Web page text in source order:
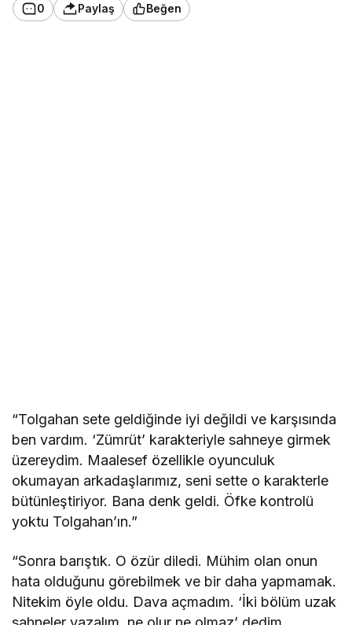
0 Paylaş Beğen
“Tolgahan sete geldiğinde iyi değildi ve karşısında
ben vardım. ‘Zümrüt’ karakteriyle sahneye girmek
üzereydim. Maalesef özellikle oyunculuk
okumayan arkadaşlarımız, seni sette o karakterle
bütünleştiriyor. Bana denk geldi. Öfke kontrolü
yoktu Tolgahan’ın.”
“Sonra barıştık. O özür diledi. Mühim olan onun
hata olduğunu görebilmek ve bir daha yapmamak.
Nitekim öyle oldu. Dava açmadım. ‘İki bölüm uzak